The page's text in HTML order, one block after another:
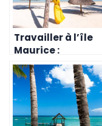
Travailler à l’île
Maurice :
Pourquoi les
Suisses
choisissent cette
destination?